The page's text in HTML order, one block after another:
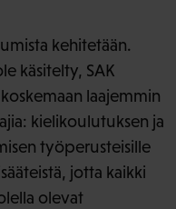
kehitetään.
käsitelty, SAK
laajemmin
kielikoulutuksen ja
työperusteisille
jotta kaikki
olevat